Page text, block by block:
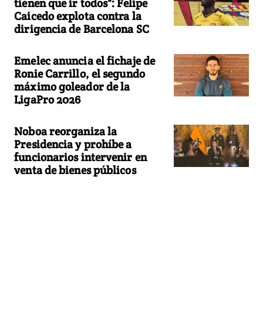
tienen que ir todos": Felipe
Caicedo explota contra la
dirigencia de Barcelona SC
Emelec anuncia el fichaje de
Ronie Carrillo, el segundo
máximo goleador de la
LigaPro 2026
Noboa reorganiza la
Presidencia y prohíbe a
funcionarios intervenir en
venta de bienes públicos